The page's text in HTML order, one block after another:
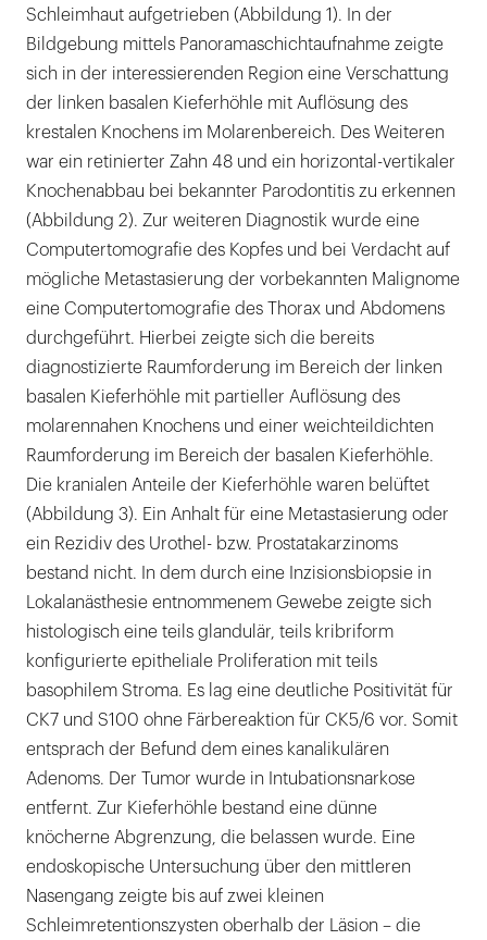
Schleimhaut aufgetrieben (Abbildung 1). In der
Bildgebung mittels Panoramaschichtaufnahme zeigte
sich in der interessierenden Region eine Verschattung
der linken basalen Kieferhöhle mit Auflösung des
krestalen Knochens im Molarenbereich. Des Weiteren
war ein retinierter Zahn 48 und ein horizontal-vertikaler
Knochenabbau bei bekannter Parodontitis zu erkennen
(Abbildung 2). Zur weiteren Diagnostik wurde eine
Computertomografie des Kopfes und bei Verdacht auf
mögliche Metastasierung der vorbekannten Malignome
eine Computertomografie des Thorax und Abdomens
durchgeführt. Hierbei zeigte sich die bereits
diagnostizierte Raumforderung im Bereich der linken
basalen Kieferhöhle mit partieller Auflösung des
molarennahen Knochens und einer weichteildichten
Raumforderung im Bereich der basalen Kieferhöhle.
Die kranialen Anteile der Kieferhöhle waren belüftet
(Abbildung 3). Ein Anhalt für eine Metastasierung oder
ein Rezidiv des Urothel- bzw. Prostatakarzinoms
bestand nicht. In dem durch eine Inzisionsbiopsie in
Lokalanästhesie entnommenem Gewebe zeigte sich
histologisch eine teils glandulär, teils kribriform
konfigurierte epitheliale Proliferation mit teils
basophilem Stroma. Es lag eine deutliche Positivität für
CK7 und S100 ohne Färbereaktion für CK5/6 vor. Somit
entsprach der Befund dem eines kanalikulären
Adenoms. Der Tumor wurde in Intubationsnarkose
entfernt. Zur Kieferhöhle bestand eine dünne
knöcherne Abgrenzung, die belassen wurde. Eine
endoskopische Untersuchung über den mittleren
Nasengang zeigte bis auf zwei kleinen
Schleimretentionszysten oberhalb der Läsion – die